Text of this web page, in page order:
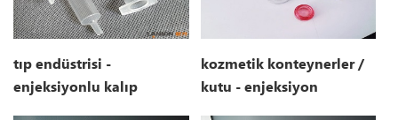
tıp endüstrisi -
enjeksiyonlu kalıp
kozmetik konteynerler /
kutu - enjeksiyon